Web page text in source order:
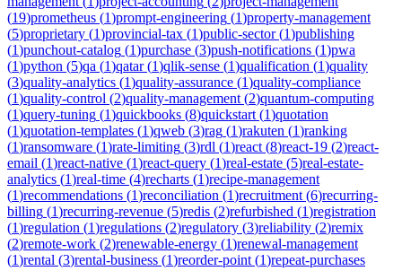
(19)prometheus (1)prompt-engineering (1)property-management
(5)proprietary (1)provincial-tax (1)public-sector(1)publishing
(1)punchout-catalog (1)purchase (3)push-notifications (1)pwa
(1)python (5)qa (1)qatar(1)qlik-sense (1)qualification (1)quality
(3)quality-analytics (1)quality-assurance (1)quality-compliance
(1)quality-control (2)quality-management (2)quantum-computing
(1)query-tuning (1)quickbooks (8)quickstart (1)quotation
(1)quotation-templates (1)qweb (3)rag (1)rakuten (1)ranking
(1)ransomware (1)rate-limiting (3)rdl (1)react (8)react-19 (2)react-
email (1)react-native (1)react-query (1)real-estate (5)real-estate-
analytics (1)real-time (4)recharts (1)recipe-management
(1)recommendations (1)reconciliation (1)recruitment (6)recurring-
billing (1)recurring-revenue (5)redis (2)refurbished (1)registration
(1)regulation (1)regulations (2)regulatory (3)reliability (2)remix
(2)remote-work (2)renewable-energy (1)renewal-management
(1)rental (3)rental-business (1)reorder-point (1)repeat-purchases